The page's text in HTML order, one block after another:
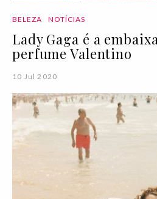
BELEZA NOTÍCIAS
Lady Gaga é a
perfume Valentino
10 Jul 2020